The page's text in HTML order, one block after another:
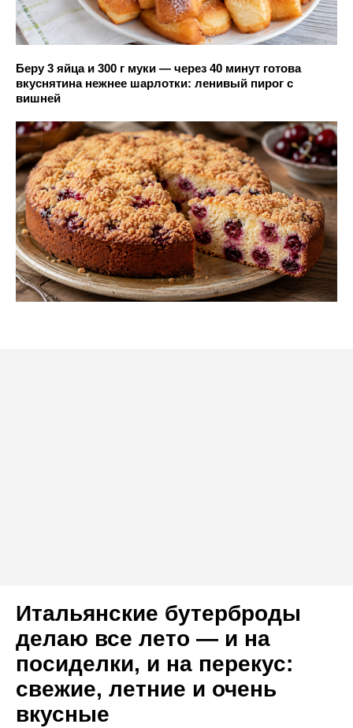
Беру 3 яйца и 300 г муки — через 40 минут готова
вкуснятина нежнее шарлотки: ленивый пирог с
вишней
Итальянские бутерброды
делаю все лето — и на
посиделки, и на перекус:
свежие, летние и очень
вкусные